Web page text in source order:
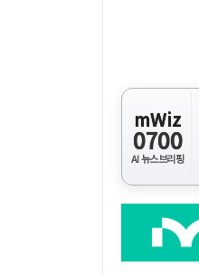
mWiz
0700
AI 뉴스브리핑